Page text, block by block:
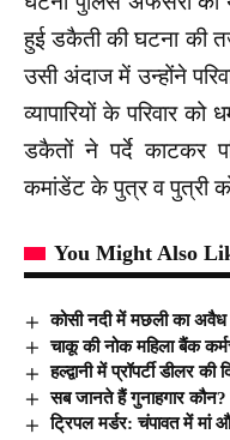
हुई डकैती की घटना की
उसी अंदाज में उन्होंने
व्यापारियों के परिवार
डकैतों ने पर्दे काटकर
कमांडेंट के पुत्र व पुत्री
You Might Also
कोसी नदी में मछली का अवैध
चाकू की नोक महिला बैंक
हल्द्वानी में प्रॉपर्टी डीलर
सब जानते हैं गुनाहगार
ट्रिपल मर्डर: चंपावत में मां